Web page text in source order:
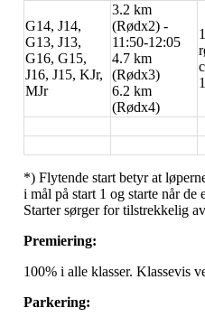
G14, J14,
G13, J13,
G16, G15,
J16, J15, KJr,
MJr
3.2 km
(Rødx2) -
11:50-12:05
4.7 km
(Rødx3)
6.2 km
(Rødx4)
*) Flytende start betyr at
i mål på start 1 og starte når de
Starter sørger for tilstrekkelig
Premiering:
100% i alle klasser. Klassevis
Parkering: